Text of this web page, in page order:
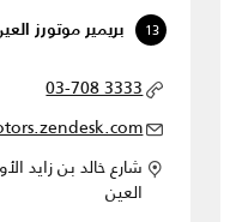
13 بريمير موتورز
03-708 3333
شارع خالد بن زايد
العين